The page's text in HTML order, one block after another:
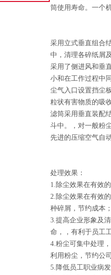
筒使用寿命。一个
采用立式垂直组合
中，清理各碎纸屑
采用了侧进风和垂
小和在工作过程中
尘气入口设置挡尘
粒状有害物质的吸
滤筒采用垂直装配
斗中。，对一般粉
先进的压缩空气自
处理效果：
1.除尘效果在有效
2.除尘效果在有效
种碎屑，节约成本
3.提高企业形象及
命，，有利于员工
4.粉尘可集中处理
利用粉尘，节约公
5.降低员工职业病